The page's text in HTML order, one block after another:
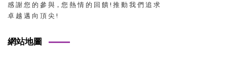
感 謝 您 的 參 與，您 熱 情 的 回 饋 ! 推 動 我 們 追 求
卓 越 邁 向 頂 尖 !
網站地圖